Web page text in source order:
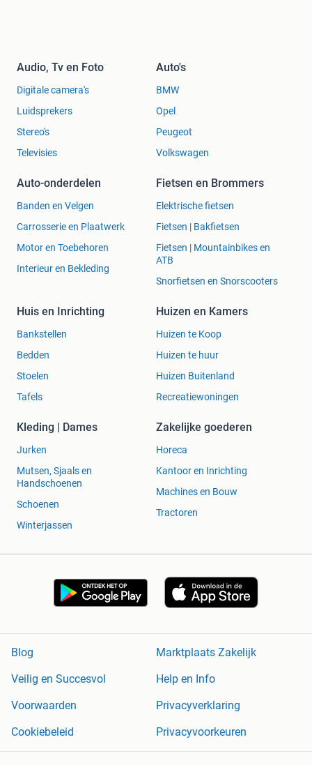
Audio, Tv en Foto
Digitale camera's
Luidsprekers
Stereo's
Televisies
Auto's
BMW
Opel
Peugeot
Volkswagen
Auto-onderdelen
Banden en Velgen
Carrosserie en Plaatwerk
Motor en Toebehoren
Interieur en Bekleding
Fietsen en Brommers
Elektrische fietsen
Fietsen | Bakfietsen
Fietsen | Mountainbikes en
ATB
Snorfietsen en Snorscooters
Huis en Inrichting
Bankstellen
Bedden
Stoelen
Tafels
Huizen en Kamers
Huizen te Koop
Huizen te huur
Huizen Buitenland
Recreatiewoningen
Kleding | Dames
Jurken
Mutsen, Sjaals en
Handschoenen
Schoenen
Winterjassen
Zakelijke goederen
Horeca
Kantoor en Inrichting
Machines en Bouw
Tractoren
Blog
Marktplaats Zakelijk
Veilig en Succesvol
Help en Info
Voorwaarden
Privacyverklaring
Cookiebeleid
Privacyvoorkeuren